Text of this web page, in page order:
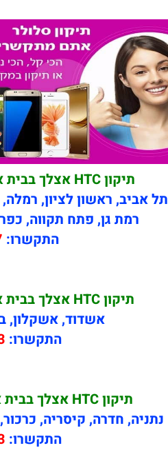
תיקון HTC אצלך בבית או במשרד
תל אביב, ראשון לציון, רמלה,
רמת גן, פתח תקווה,
התקשרו:
תיקון HTC אצלך בבית או במשרד
אשדוד, אשקלון,
התקשרו:
תיקון HTC אצלך בבית או במשרד
נתניה, חדרה, קיסריה,
התקשרו: